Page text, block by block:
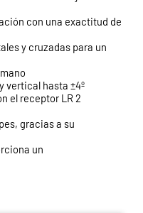
con una exactitud de
y cruzadas para un
vertical hasta ±4º
el receptor LR 2
gracias a su
un